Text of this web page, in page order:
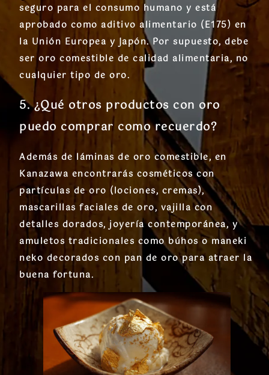
seguro para el consumo humano y está
aprobado como aditivo alimentario (E175) en
la Unión Europea y Japón. Por supuesto, debe
ser oro comestible de calidad alimentaria, no
cualquier tipo de oro.
5. ¿Qué otros productos con oro
puedo comprar como recuerdo?
Además de láminas de oro comestible, en
Kanazawa encontrarás cosméticos con
partículas de oro (lociones, cremas),
mascarillas faciales de oro, vajilla con
detalles dorados, joyería contemporánea, y
amuletos tradicionales como búhos o maneki
neko decorados con pan de oro para atraer la
buena fortuna.